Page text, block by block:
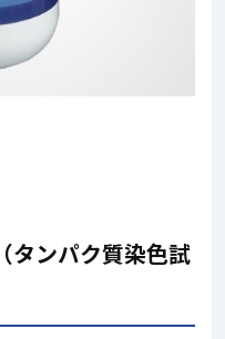
ンパク質染色試